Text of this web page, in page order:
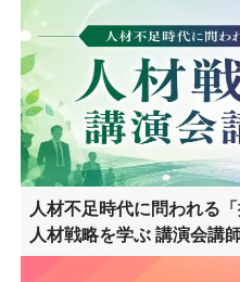
人材不足時代に問われる
人材戦略を学ぶ 講演会講